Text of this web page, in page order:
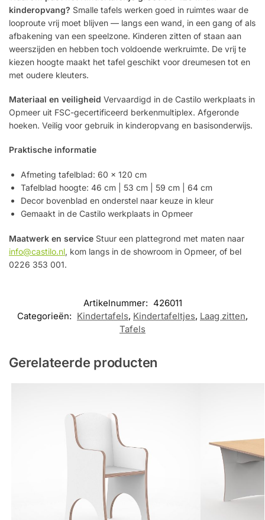
kinderopvang? Smalle tafels werken goed in ruimtes waar de
looproute vrij moet blijven — langs een wand, in een gang of als
afbakening van een speelzone. Kinderen zitten of staan aan
weerszijden en hebben toch voldoende werkruimte. De vrij te
kiezen hoogte maakt het tafel geschikt voor dreumesen tot en
met oudere kleuters.
Materiaal en veiligheid Vervaardigd in de Castilo werkplaats in
Opmeer uit FSC-gecertificeerd berkenmultiplex. Afgeronde
hoeken. Veilig voor gebruik in kinderopvang en basisonderwijs.
Praktische informatie
Afmeting tafelblad: 60 × 120 cm
Tafelblad hoogte: 46 cm | 53 cm | 59 cm | 64 cm
Decor bovenblad en onderstel naar keuze in kleur
Gemaakt in de Castilo werkplaats in Opmeer
Maatwerk en service Stuur een plattegrond met maten naar
info@castilo.nl, kom langs in de showroom in Opmeer, of bel
0226 353 001.
Artikelnummer: 426011
Categorieën: Kindertafels, Kindertafeltjes, Laag zitten,
Tafels
Gerelateerde producten